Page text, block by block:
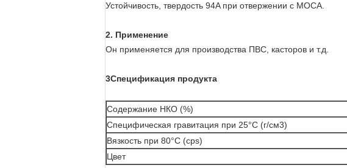
Устойчивость, твердость 94A при отвержении с MOCA.
2. Применение
Он применяется для производства ПВС, касторов и т.д.
3Спецификация продукта
Содержание НКО (%)
Специфическая гравитация при 25°C (г/см3)
Вязкость при 80°C (cps)
Цвет